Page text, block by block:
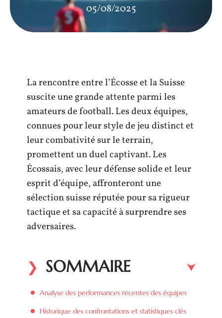
05/08/2025
La rencontre entre l’Écosse et la Suisse
suscite une grande attente parmi les
amateurs de football. Les deux équipes,
connues pour leur style de jeu distinct et
leur combativité sur le terrain,
promettent un duel captivant. Les
Écossais, avec leur défense solide et leur
esprit d’équipe, affronteront une
sélection suisse réputée pour sa rigueur
tactique et sa capacité à surprendre ses
adversaires.
SOMMAIRE
Analyse des performances récentes des équipes
Historique des confrontations et statistiques clés